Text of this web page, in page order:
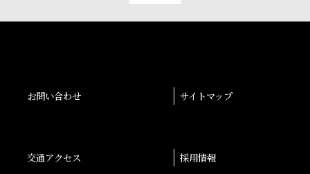
お問い合わせ サイトマップ
交通アクセス 採用情報